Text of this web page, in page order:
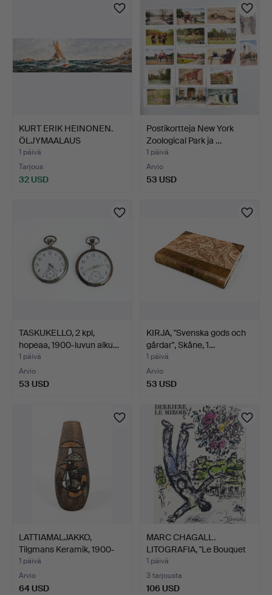
KURT ERIK HEINONEN.
ÖLJYMAALAUS
KANKAALLE,…
1 päivä
Tarjous
32 USD
Postikortteja New York
Zoological Park ja …
1 päivä
Arvio
53 USD
TASKUKELLO, 2 kpl,
hopeaa, 1900-luvun alku…
1 päivä
Arvio
53 USD
KIRJA, "Svenska gods och
gårdar", Skåne, 1…
1 päivä
Arvio
53 USD
LATTIAMALJAKKO,
Tilgmans Keramik, 1900-
luk…
1 päivä
Arvio
64 USD
MARC CHAGALL.
LITOGRAFIA, "Le Bouquet
de l…
1 päivä
3 tarjousta
106 USD